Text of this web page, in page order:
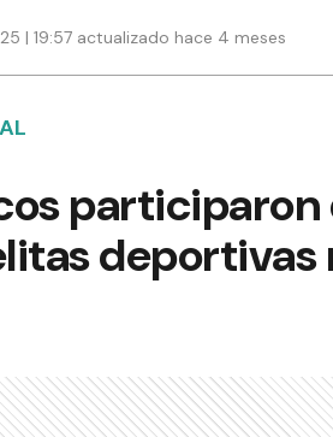
| 19:57 actualizado hace 4 meses